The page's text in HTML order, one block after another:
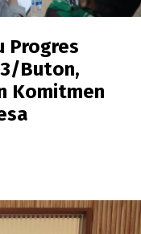
Progres
Buton,
Komitmen